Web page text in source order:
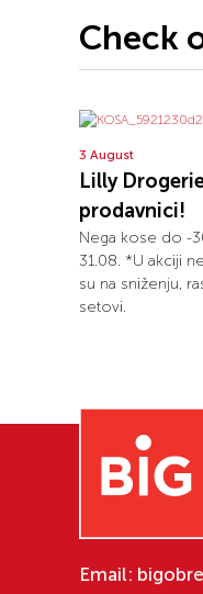
Check
3 August
Lilly
prodavnici!
Nega kose do -
31.08. *U akciji
su na sniženju,
setovi.
Email: